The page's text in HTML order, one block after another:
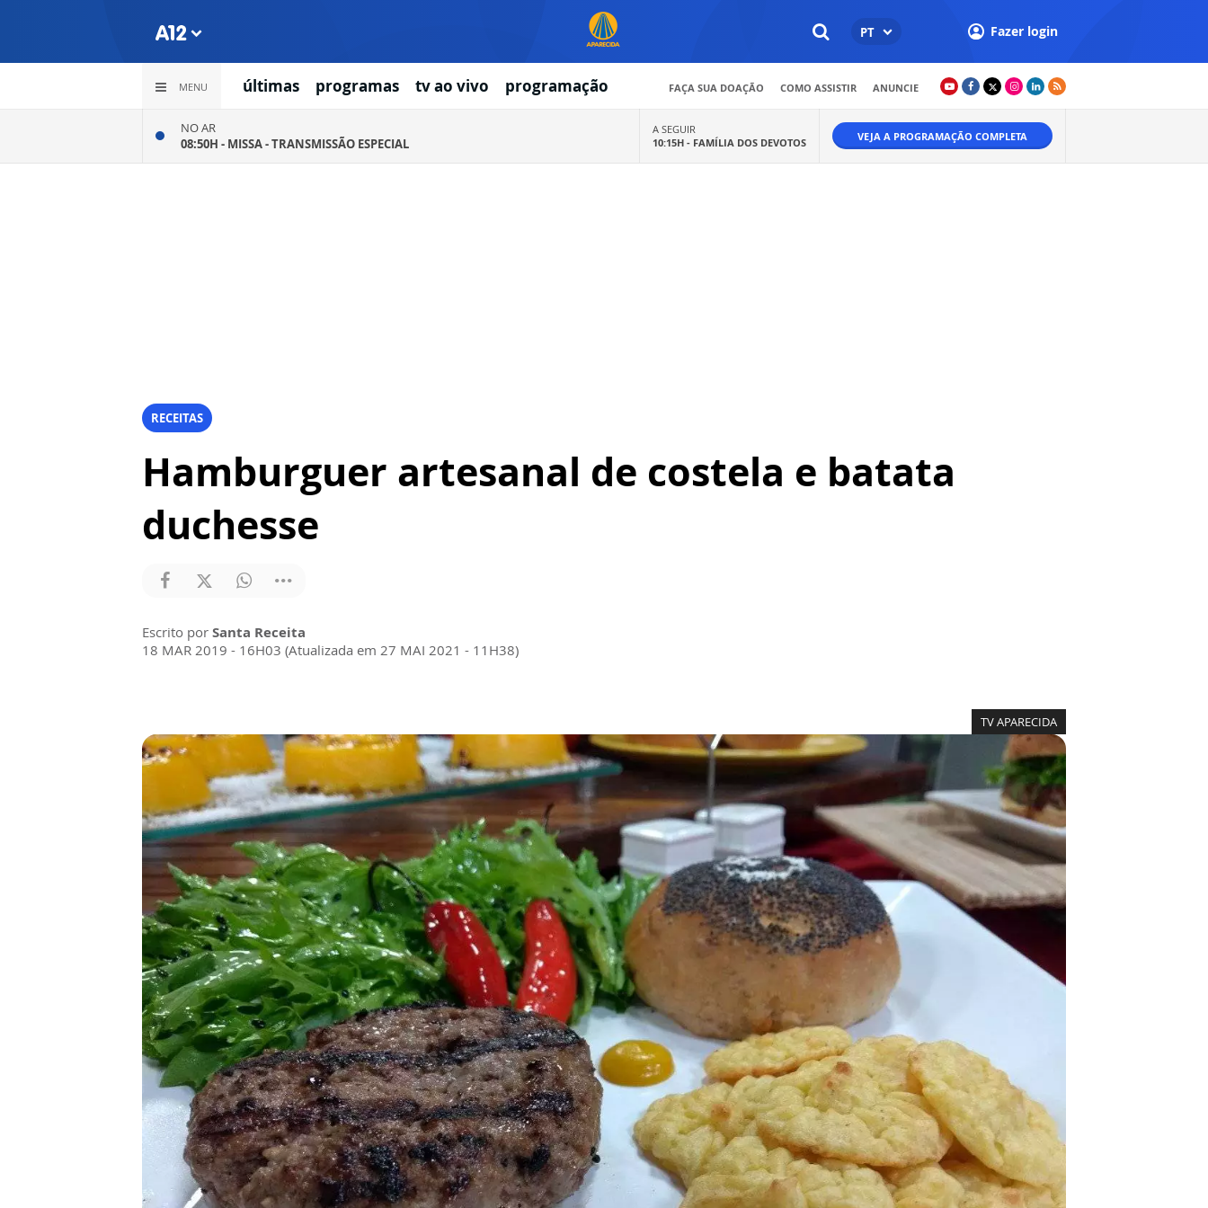
PT Fazer login
MENU últimas programas tv ao vivo programação FAÇA SUA DOAÇÃO COMO ASSISTIR ANUNCIE
NO AR
08:50H - MISSA - TRANSMISSÃO ESPECIAL
A SEGUIR
10:15H - FAMÍLIA DOS DEVOTOS VEJA A PROGRAMAÇÃO COMPLETA
RECEITAS
Hamburguer artesanal de costela e batata
duchesse
Escrito por Santa Receita
18 MAR 2019 - 16H03 (Atualizada em 27 MAI 2021 - 11H38)
TV APARECIDA